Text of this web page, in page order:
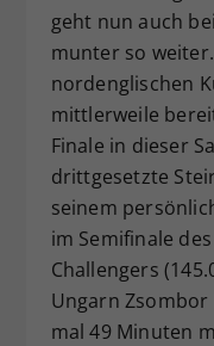
geht nun auch
munter so
nordenglischen
mittlerweile
Finale in dieser
drittgesetzte
seinem
im Semifinale
Challengers
Ungarn Zsombor
mal 49 Minuten
Zweck
hat.